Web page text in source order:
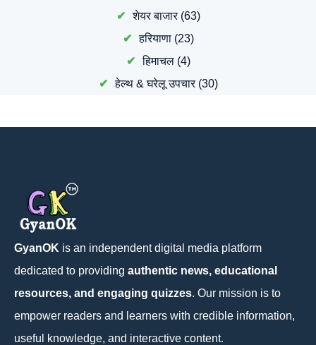
शेयर बाजार(63)
हरियाणा (23)
हिमाचल (4)
हेल्थ & घरेलू उपचार(30)
GyanOK is an independent digital media platform
dedicated to providing authentic news, educational
resources, and engaging quizzes. Our mission is to
empower readers and learners with credible information,
useful knowledge, and interactive content.